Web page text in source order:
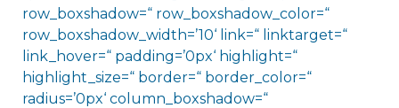
row_boxshadow=“ row_boxshadow_color=“
row_boxshadow_width=’10‘ link=“ linktarget=“
link_hover=“ padding=’0px‘ highlight=“
highlight_size=“ border=“ border_color=“
radius=’0px‘ column_boxshadow=“